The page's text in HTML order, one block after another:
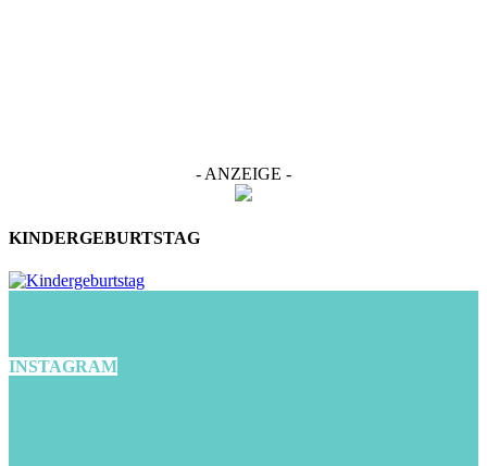
- ANZEIGE -
KINDERGEBURTSTAG
INSTAGRAM